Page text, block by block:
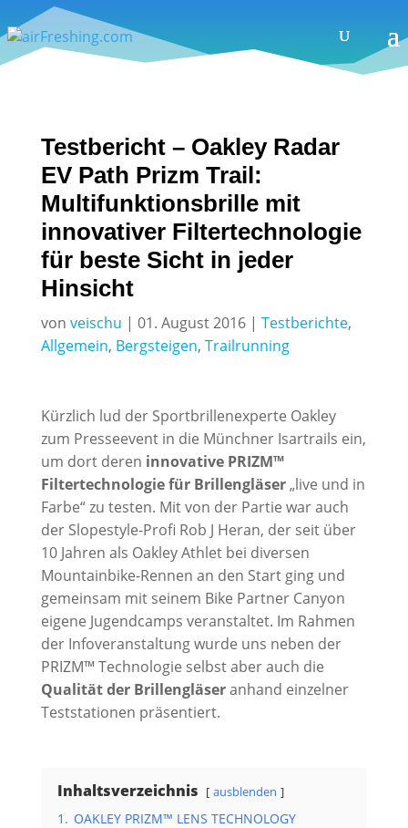
Testbericht – Oakley Radar
EV Path Prizm Trail:
Multifunktionsbrille mit
innovativer Filtertechnologie
für beste Sicht in jeder
Hinsicht
von veischu | 01. August 2016| Testberichte,
Allgemein, Bergsteigen, Trailrunning
Kürzlich lud der Sportbrillenexperte Oakley
zum Presseevent in die Münchner Isartrails ein,
um dort deren innovative PRIZM™
Filtertechnologie für Brillengläser„live und in
Farbe“ zu testen. Mit von der Partie war auch
der Slopestyle-Profi Rob J Heran, der seit über
10 Jahren als Oakley Athlet bei diversen
Mountainbike-Rennen an den Start ging und
gemeinsam mit seinem Bike Partner Canyon
eigene Jugendcamps veranstaltet. Im Rahmen
der Infoveranstaltung wurde uns neben der
PRIZM™ Technologie selbst aber auch die
Qualität der Brillengläseranhand einzelner
Teststationen präsentiert.
Inhaltsverzeichnis ausblenden
1. OAKLEY PRIZM™ LENS TECHNOLOGY